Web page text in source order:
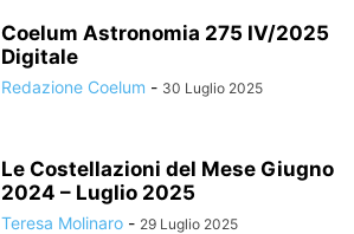
Coelum Astronomia 275 IV/2025
Digitale
Redazione Coelum - 30 Luglio 2025
Le Costellazioni del Mese Giugno
2024 – Luglio 2025
Teresa Molinaro - 29 Luglio 2025